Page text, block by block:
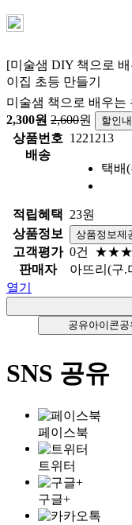
[미술샘 DIY 책으로
이집 초등 만들기
미술샘 책으로 배우는
2,300원 2,600원 할인
상품번호 1221213
배송
택배
적립혜택 23원
상품정보 상품정보제
고객평가 0건
판매자
아뜨리(구.
열기
공유아이콘공
SNS 공유
페이스북
트위터
구글+